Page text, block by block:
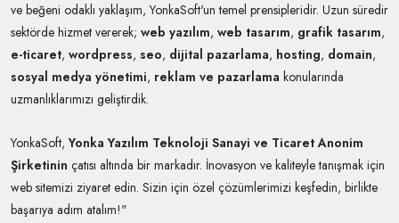
ve beğeni odaklı yaklaşım, YonkaSoft'un temel prensipleridir. Uzun süredir
sektörde hizmet vererek; web yazılım, web tasarım, grafik tasarım,
e-ticaret, wordpress, seo, dijital pazarlama, hosting, domain,
sosyal medya yönetimi, reklam ve pazarlama konularında
uzmanlıklarımızı geliştirdik.
YonkaSoft,Yonka Yazılım Teknoloji Sanayi ve Ticaret Anonim
Şirketinin çatısı altında bir markadır. İnovasyon ve kaliteyle tanışmak için
web sitemizi ziyaret edin. Sizin için özel çözümlerimizi keşfedin, birlikte
başarıya adım atalım!"